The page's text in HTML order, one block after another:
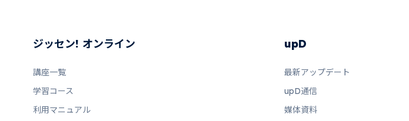
ジッセン! オンライン
講座一覧
学習コース
利用マニュアル
upD
最新アップデート
upD通信
媒体資料